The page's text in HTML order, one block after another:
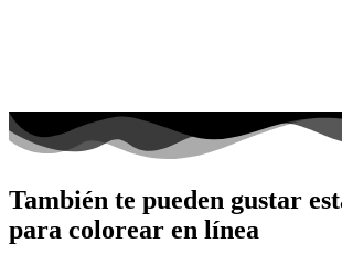
También te pueden gustar
para colorear en línea